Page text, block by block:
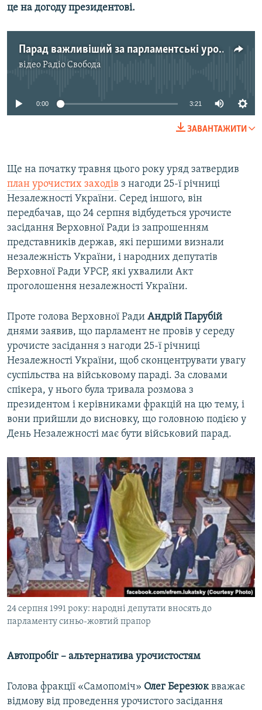
це на догоду президентові.
Парад важливіший за парламентські урочистості?
відеоРадіо Свобода
No media source currently available
0:00 3:21
ЗАВАНТАЖИТИ
Ще на початку травня цього року уряд затвердив
план урочистих заходів з нагоди 25-ї річниці
Незалежності України. Серед іншого, він
передбачав, що 24 серпня відбудеться урочисте
засідання Верховної Ради із запрошенням
представників держав, які першими визнали
незалежність України, і народних депутатів
Верховної Ради УРСР, які ухвалили Акт
проголошення незалежності України.
Проте голова Верховної Ради Андрій Парубій
днями заявив, що парламент не провів у середу
урочисте засідання з нагоди 25-ї річниці
Незалежності України, щоб сконцентрувати увагу
суспільства на військовому параді. За словами
спікера, у нього була тривала розмова з
президентом і керівниками фракцій на цю тему, і
вони прийшли до висновку, що головною подією у
День Незалежності має бути військовий парад.
24 серпня 1991 року: народні депутати вносять до
парламенту синьо-жовтий прапор
Автопробіг – альтернатива урочистостям​
Голова фракції «Самопоміч» Олег Березюквважає
відмову від проведення урочистого засідання